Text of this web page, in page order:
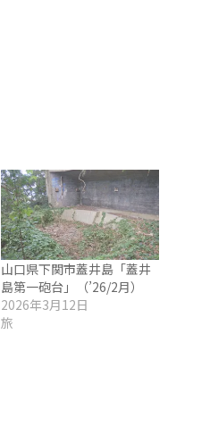
山口県下関市蓋井島「蓋井
島第一砲台」（’26/2月）
2026年3月12日
旅